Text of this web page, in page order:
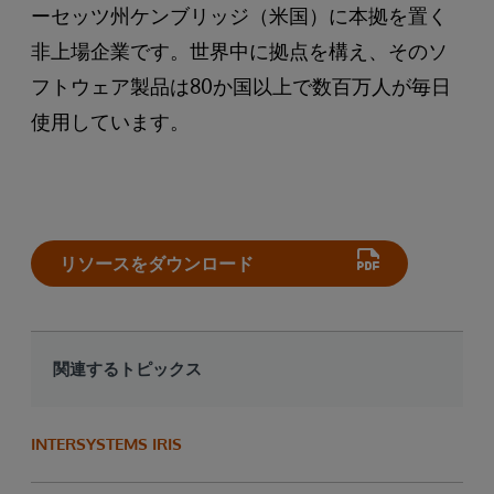
ーセッツ州ケンブリッジ（米国）に本拠を置く
非上場企業です。世界中に拠点を構え、そのソ
フトウェア製品は80か国以上で数百万人が毎日
使用しています。
リソースをダウンロード
関連するトピックス
INTERSYSTEMS IRIS